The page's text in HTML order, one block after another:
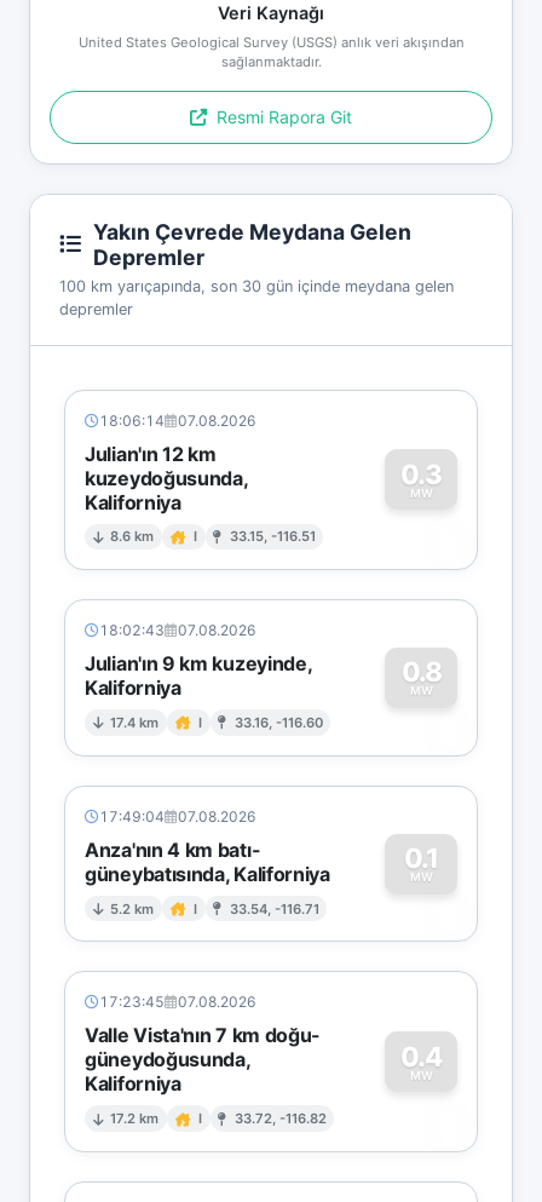
Veri Kaynağı
United States Geological Survey (USGS) anlık veri akışından
sağlanmaktadır.
Resmi Rapora Git
Yakın Çevrede Meydana Gelen
Depremler
100 km yarıçapında, son 30 gün içinde meydana gelen
depremler
18:06:14 07.08.2026
Julian'ın 12 km
kuzeydoğusunda,
Kaliforniya
8.6 km I 33.15, -116.51
0.3
MW
0
18:02:43 07.08.2026
Julian'ın 9 km kuzeyinde,
Kaliforniya
17.4 km I 33.16, -116.60
0.8
MW
0
17:49:04 07.08.2026
Anza'nın 4 km batı-
güneybatısında, Kaliforniya
5.2 km I 33.54, -116.71
0.1
MW
0
17:23:45 07.08.2026
Valle Vista'nın 7 km doğu-
güneydoğusunda,
Kaliforniya
17.2 km I 33.72, -116.82
0.4
MW
0